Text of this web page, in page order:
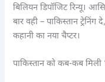
बिलियन डिपॉजिट रिन्यू।
बार वही – पाकिस्तान
कहानी का नया चैप्टर।
पाकिस्तान को कब-कब मिली